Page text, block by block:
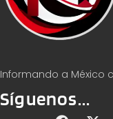
Informando a México
Síguenos...